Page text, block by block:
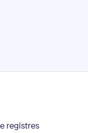
registres